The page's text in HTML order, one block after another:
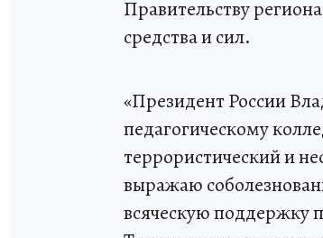
Правительству
средства и сил.
«Президент России
педагогическому
террористический и
выражаю
всяческую поддержку